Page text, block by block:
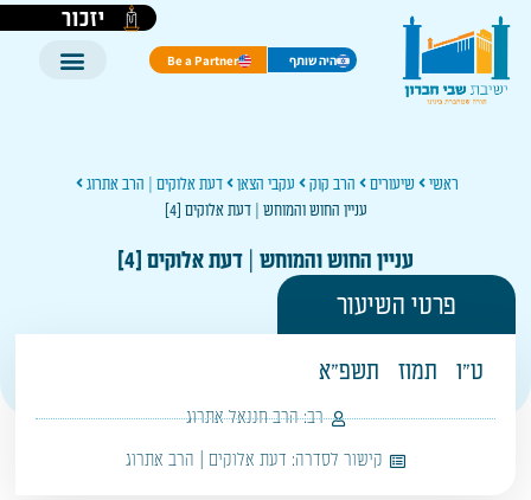
יזכור
היה שותף Be a Partner
ראשי שיעורים הרב קוק עקבי הצאן
דעת אלוקים | הרב אתרוג
עניין החוש והמוחש | דעת אלוקים [4]
עניין החוש והמוחש | דעת אלוקים [4]
פרטי השיעור
ט"ו תמוז תשפ"א
רב: הרב חננאל אתרוג
קישור לסדרה: דעת אלוקים | הרב אתרוג